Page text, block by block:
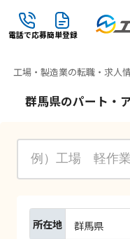
電話で応募簡単登録
工場・製造業の転職・求人
群馬県のパート・
所在地 群馬県